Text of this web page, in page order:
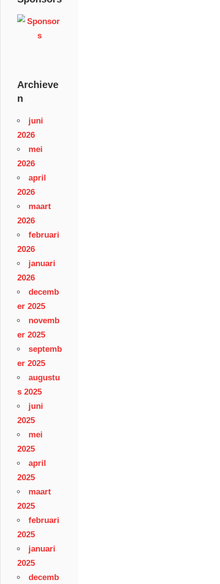
Archieve
n
juni
2026
mei
2026
april
2026
maart
2026
februari
2026
januari
2026
decemb
er 2025
novemb
er 2025
septemb
er 2025
augustu
s 2025
juni
2025
mei
2025
april
2025
maart
2025
februari
2025
januari
2025
decemb